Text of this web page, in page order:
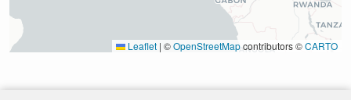
Leaflet | ©OpenStreetMapcontributors ©CARTO